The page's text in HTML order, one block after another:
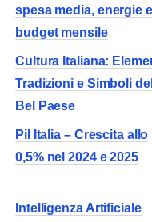
spesa media, energie e
budget mensile
Cultura Italiana:
Tradizioni e Simboli
Bel Paese
Pil Italia – Crescita allo
0,5% nel 2024 e 2025
Intelligenza Artificiale